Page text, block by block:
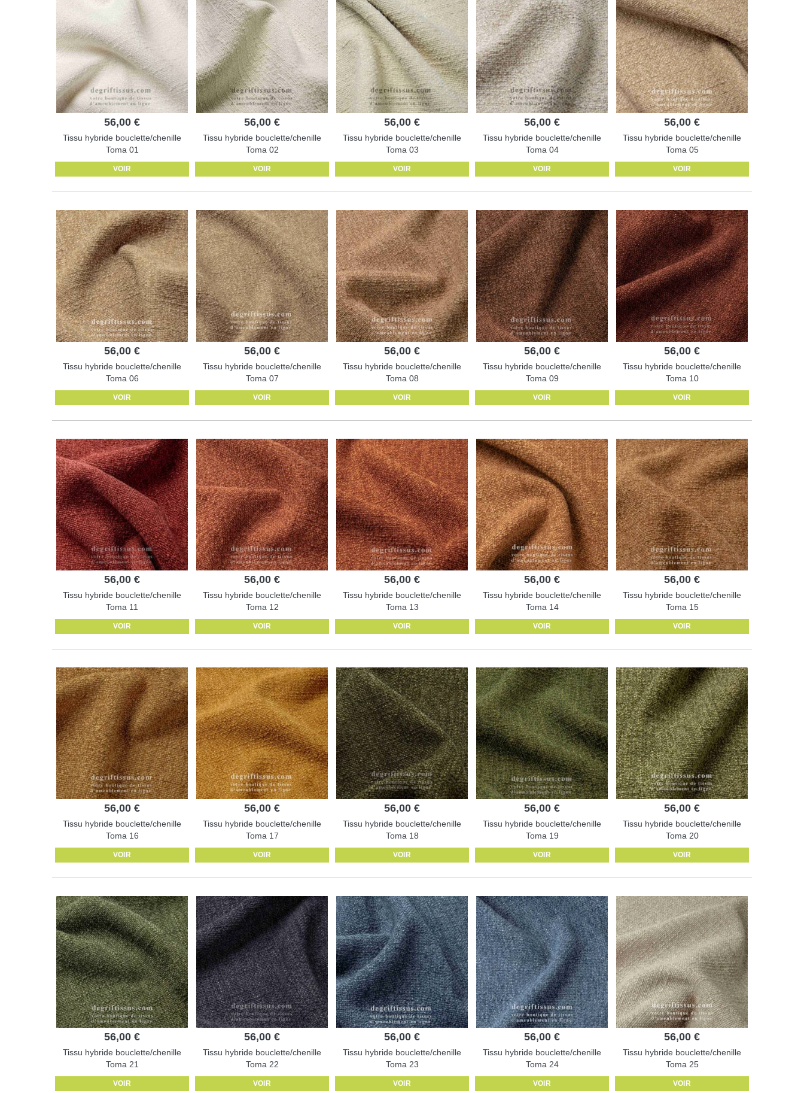
56,00 €
Tissu hybride bouclette/chenille
Toma 01
VOIR
56,00 €
Tissu hybride bouclette/chenille
Toma 02
VOIR
56,00 €
Tissu hybride bouclette/chenille
Toma 03
VOIR
56,00 €
Tissu hybride bouclette/chenille
Toma 04
VOIR
56,00 €
Tissu hybride bouclette/chenille
Toma 05
VOIR
56,00 €
Tissu hybride bouclette/chenille
Toma 06
VOIR
56,00 €
Tissu hybride bouclette/chenille
Toma 07
VOIR
56,00 €
Tissu hybride bouclette/chenille
Toma 08
VOIR
56,00 €
Tissu hybride bouclette/chenille
Toma 09
VOIR
56,00 €
Tissu hybride bouclette/chenille
Toma 10
VOIR
56,00 €
Tissu hybride bouclette/chenille
Toma 11
VOIR
56,00 €
Tissu hybride bouclette/chenille
Toma 12
VOIR
56,00 €
Tissu hybride bouclette/chenille
Toma 13
VOIR
56,00 €
Tissu hybride bouclette/chenille
Toma 14
VOIR
56,00 €
Tissu hybride bouclette/chenille
Toma 15
VOIR
56,00 €
Tissu hybride bouclette/chenille
Toma 16
VOIR
56,00 €
Tissu hybride bouclette/chenille
Toma 17
VOIR
56,00 €
Tissu hybride bouclette/chenille
Toma 18
VOIR
56,00 €
Tissu hybride bouclette/chenille
Toma 19
VOIR
56,00 €
Tissu hybride bouclette/chenille
Toma 20
VOIR
56,00 €
Tissu hybride bouclette/chenille
Toma 21
VOIR
56,00 €
Tissu hybride bouclette/chenille
Toma 22
VOIR
56,00 €
Tissu hybride bouclette/chenille
Toma 23
VOIR
56,00 €
Tissu hybride bouclette/chenille
Toma 24
VOIR
56,00 €
Tissu hybride bouclette/chenille
Toma 25
VOIR